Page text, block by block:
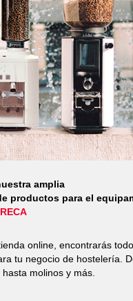
amplia
productos para el
online, encontrarás
tu negocio de hostelería.
molinos y más.